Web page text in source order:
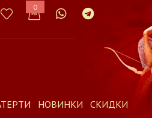
0
НОВИНКИ СКИДКИ